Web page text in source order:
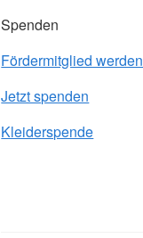
Spenden
Fördermitglied werden
Jetzt spenden
Kleiderspende